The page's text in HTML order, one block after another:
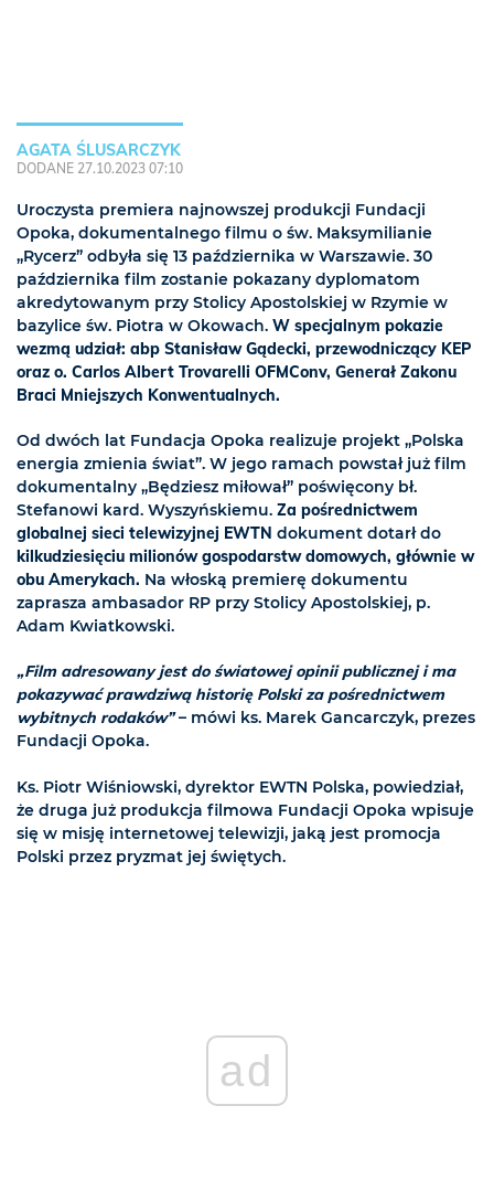
AGATA ŚLUSARCZYK
DODANE 27.10.2023 07:10
Uroczysta premiera najnowszej produkcji Fundacji
Opoka, dokumentalnego filmu o św. Maksymilianie
„Rycerz” odbyła się 13 października w Warszawie. 30
października film zostanie pokazany dyplomatom
akredytowanym przy Stolicy Apostolskiej w Rzymie w
bazylice św. Piotra w Okowach. W specjalnym pokazie
wezmą udział: abp Stanisław Gądecki, przewodniczący KEP
oraz o. Carlos Albert Trovarelli OFMConv, Generał Zakonu
Braci Mniejszych Konwentualnych.
Od dwóch lat Fundacja Opoka realizuje projekt „Polska
energia zmienia świat”. W jego ramach powstał już film
dokumentalny „Będziesz miłował” poświęcony bł.
Stefanowi kard. Wyszyńskiemu. Za pośrednictwem
globalnej sieci telewizyjnej EWTN dokument dotarł do
kilkudziesięciu milionów gospodarstw domowych, głównie w
obu Amerykach. Na włoską premierę dokumentu
zaprasza ambasador RP przy Stolicy Apostolskiej, p.
Adam Kwiatkowski.
„Film adresowany jest do światowej opinii publicznej i ma
pokazywać prawdziwą historię Polski za pośrednictwem
wybitnych rodaków” – mówi ks. Marek Gancarczyk, prezes
Fundacji Opoka.
Ks. Piotr Wiśniowski, dyrektor EWTN Polska, powiedział,
że druga już produkcja filmowa Fundacji Opoka wpisuje
się w misję internetowej telewizji, jaką jest promocja
Polski przez pryzmat jej świętych.
ad